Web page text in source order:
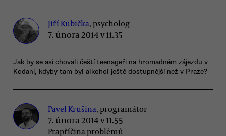
Jiří Kubička, psycholog
7. února 2014 v 11.35
Jak by se asi chovali čeští teenageři na hromadném zájezdu v
Kodani, kdyby tam byl alkohol ještě dostupnější než v Praze?
Pavel Krušina, programátor
7. února 2014 v 11.55
Prapříčina problémů